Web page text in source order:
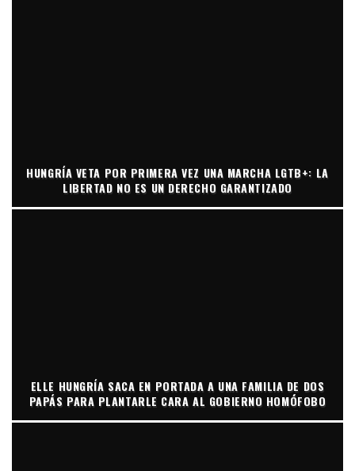
HUNGRÍA VETA POR PRIMERA VEZ UNA MARCHA LGTB+: LA
LIBERTAD NO ES UN DERECHO GARANTIZADO
ELLE HUNGRÍA SACA EN PORTADA A UNA FAMILIA DE DOS
PAPÁS PARA PLANTARLE CARA AL GOBIERNO HOMÓFOBO